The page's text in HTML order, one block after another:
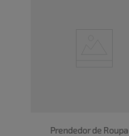
Prendedor de Roupa